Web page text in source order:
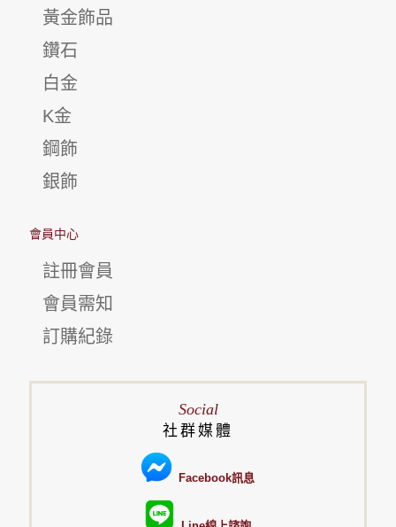
黃金飾品
鑽石
白金
K金
鋼飾
銀飾
會員中心
註冊會員
會員需知
訂購紀錄
Social
社群媒體
Facebook訊息